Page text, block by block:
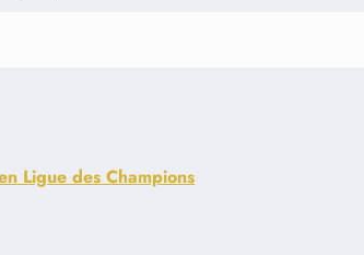
Ligue des Champions